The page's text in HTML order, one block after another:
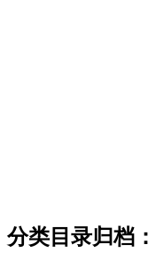
分类目录归档：